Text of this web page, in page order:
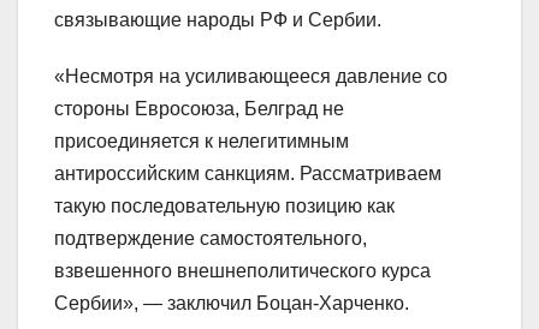
связывающие народы РФ и Сербии.
«Несмотря на усиливающееся давление со
стороны Евросоюза, Белград не
присоединяется к нелегитимным
антироссийским санкциям. Рассматриваем
такую последовательную позицию как
подтверждение самостоятельного,
взвешенного внешнеполитического курса
Сербии», — заключил Боцан-Харченко.